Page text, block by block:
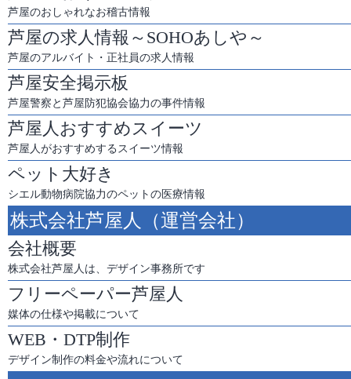
芦屋のおしゃれなお稽古情報
芦屋の求人情報～SOHOあしや～
芦屋のアルバイト・正社員の求人情報
芦屋安全掲示板
芦屋警察と芦屋防犯協会協力の事件情報
芦屋人おすすめスイーツ
芦屋人がおすすめするスイーツ情報
ペット大好き
シエル動物病院協力のペットの医療情報
株式会社芦屋人（運営会社）
会社概要
株式会社芦屋人は、デザイン事務所です
フリーペーパー芦屋人
媒体の仕様や掲載について
WEB・DTP制作
デザイン制作の料金や流れについて